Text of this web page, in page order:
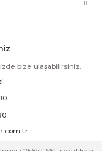
bize ulaşabilirsiniz.